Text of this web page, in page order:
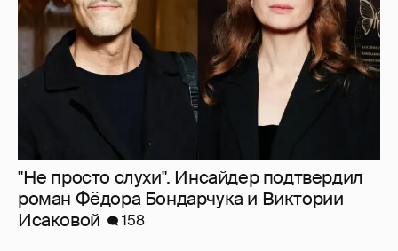
"Не просто слухи". Инсайдер подтвердил
роман Фёдора Бондарчука и Виктории
Исаковой
158